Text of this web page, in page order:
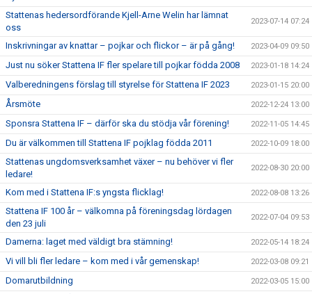
Stattenas hedersordförande Kjell-Arne Welin har lämnat
oss
2023-07-14 07:24
Inskrivningar av knattar – pojkar och flickor – är på gång! 2023-04-09 09:50
Just nu söker Stattena IF fler spelare till pojkar födda 2008 2023-01-18 14:24
Valberedningens förslag till styrelse för Stattena IF 2023 2023-01-15 20:00
Årsmöte 2022-12-24 13:00
Sponsra Stattena IF – därför ska du stödja vår förening! 2022-11-05 14:45
Du är välkommen till Stattena IF pojklag födda 2011 2022-10-09 18:00
Stattenas ungdomsverksamhet växer – nu behöver vi fler
ledare!
2022-08-30 20:00
Kom med i Stattena IF:s yngsta flicklag! 2022-08-08 13:26
Stattena IF 100 år – välkomna på föreningsdag lördagen
den 23 juli
2022-07-04 09:53
Damerna: laget med väldigt bra stämning! 2022-05-14 18:24
Vi vill bli fler ledare – kom med i vår gemenskap! 2022-03-08 09:21
Domarutbildning 2022-03-05 15:00